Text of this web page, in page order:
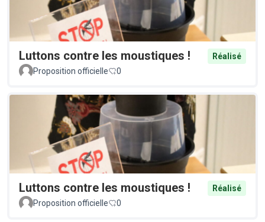
Luttons contre les moustiques !
Réalisé
Proposition officielle
0
Luttons contre les moustiques !
Réalisé
Proposition officielle
0